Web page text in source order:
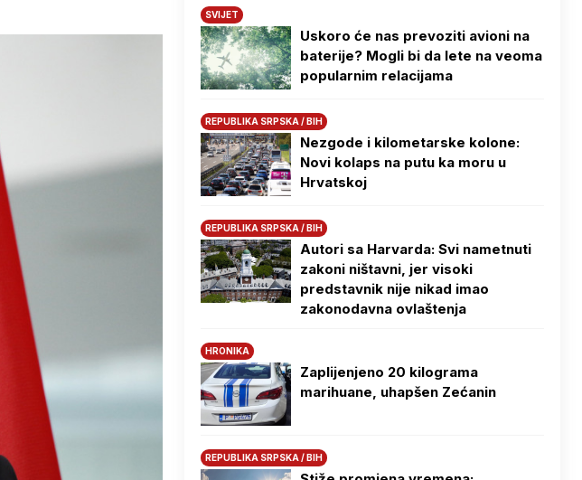
SVIJET
Uskoro će nas prevoziti avioni na
baterije? Mogli bi da lete na veoma
popularnim relacijama
REPUBLIKA SRPSKA / BIH
Nezgode i kilometarske kolone:
Novi kolaps na putu ka moru u
Hrvatskoj
REPUBLIKA SRPSKA / BIH
Autori sa Harvarda: Svi nametnuti
zakoni ništavni, jer visoki
predstavnik nije nikad imao
zakonodavna ovlaštenja
HRONIKA
Zaplijenjeno 20 kilograma
marihuane, uhapšen Zećanin
REPUBLIKA SRPSKA / BIH